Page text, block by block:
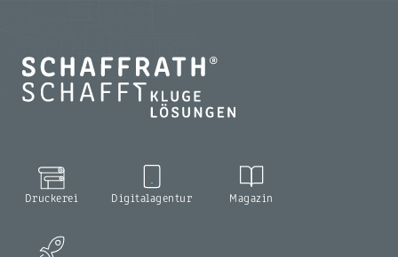
Druckerei Digitalagentur Magazin